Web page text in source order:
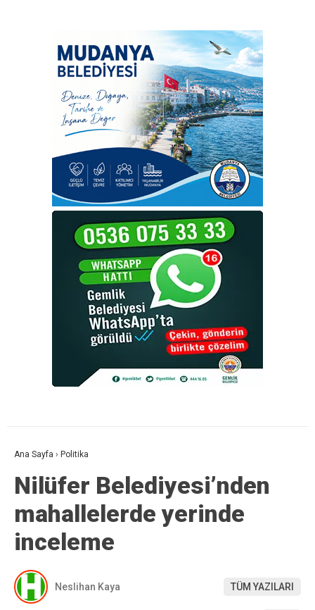
Ana Sayfa › Politika
Nilüfer Belediyesi’nden
mahallelerde yerinde
inceleme
Neslihan Kaya TÜM YAZILARI